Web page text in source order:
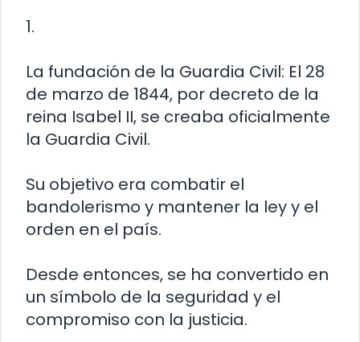
1.
La fundación de la Guardia Civil: El 28
de marzo de 1844, por decreto de la
reina Isabel II, se creaba oficialmente
la Guardia Civil.
Su objetivo era combatir el
bandolerismo y mantener la ley y el
orden en el país.
Desde entonces, se ha convertido en
un símbolo de la seguridad y el
compromiso con la justicia.